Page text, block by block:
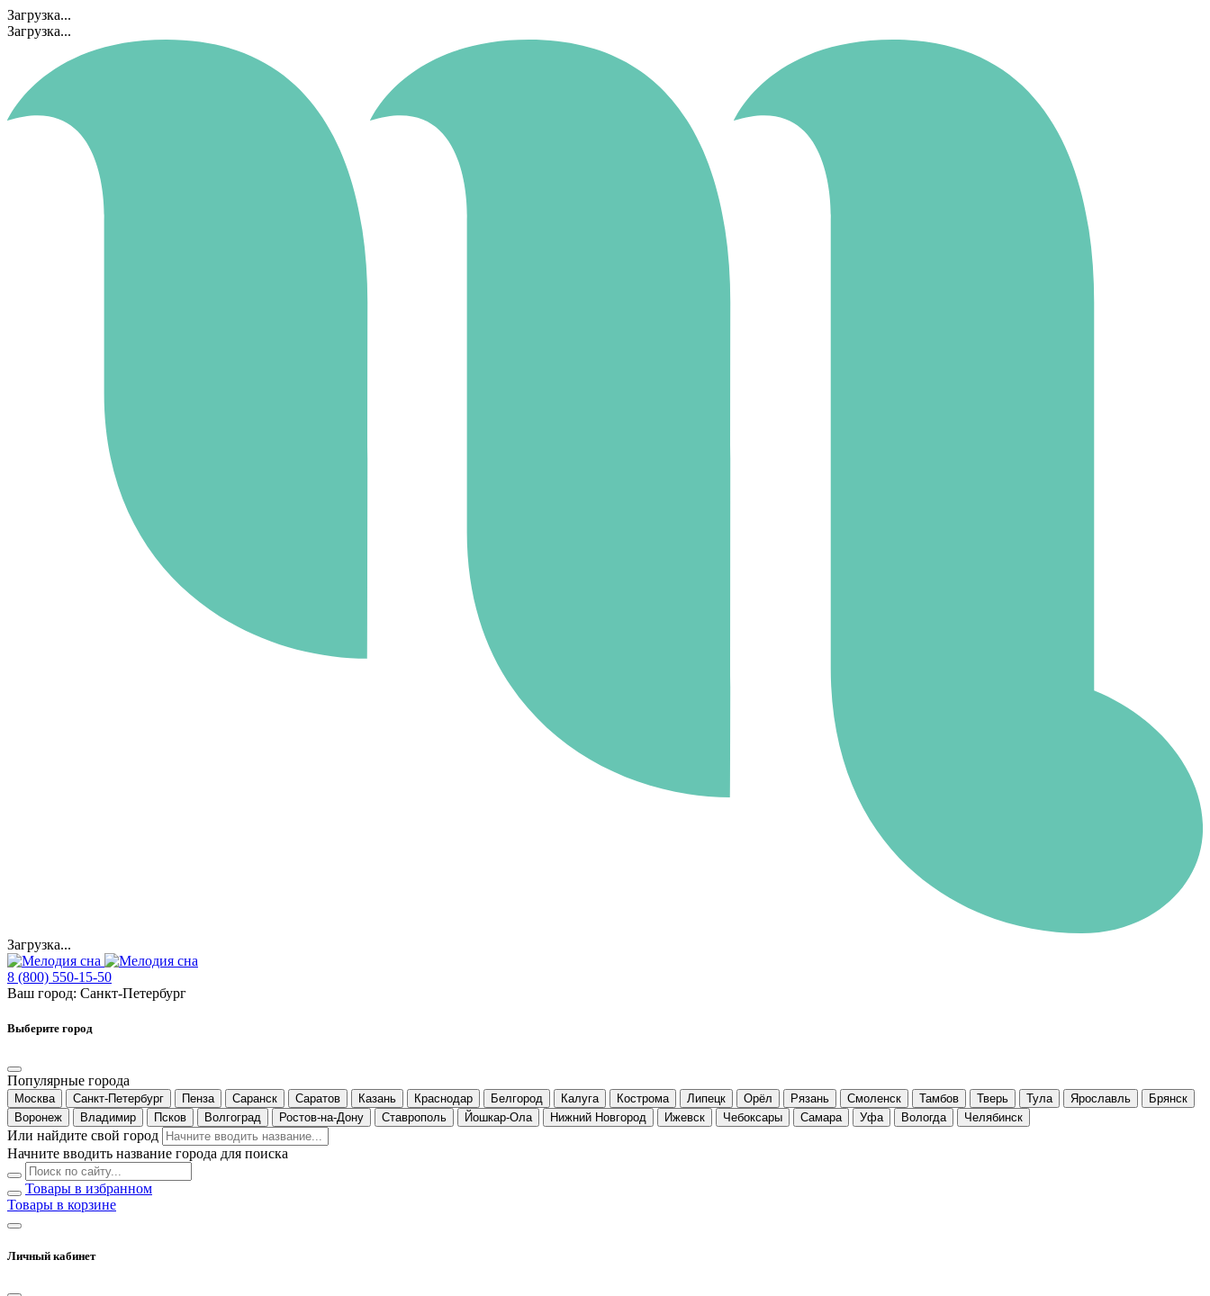
Загрузка...
Загрузка...
Загрузка...
8 (800) 550-15-50
Ваш город: Санкт-Петербург
Выберите город
Популярные города
Москва Санкт-Петербург Пенза Саранск Саратов Казань Краснодар Белгород Калуга Кострома Липецк Орёл Рязань Смоленск Тамбов Тверь Тула Ярославль
Брянск
Воронеж
Владимир Псков Волгоград Ростов-на-Дону Ставрополь Йошкар-Ола Нижний Новгород Ижевск Чебоксары Самара Уфа Вологда Челябинск
Или найдите свой город
Начните вводить название города для поиска
Товары в избранном
Товары в корзине
Личный кабинет